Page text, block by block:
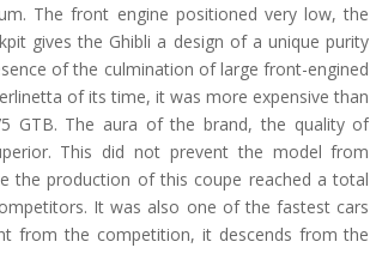
The front engine positioned very low, the
gives the Ghibli a design of a unique purity
of the culmination of large front-engined
of its time, it was more expensive than
GTB. The aura of the brand, the quality of
This did not prevent the model from
the production of this coupe reached a total
It was also one of the fastest cars
from the competition, it descends from the